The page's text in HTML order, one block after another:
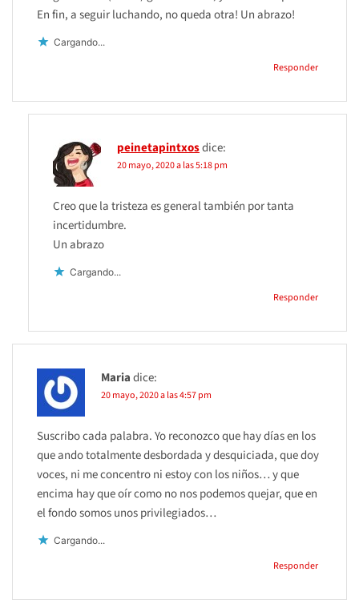
En fin, a seguir luchando, no queda otra! Un abrazo!
Cargando...
Responder
peinetapintxosdice:
20 mayo, 2020 a las 5:18 pm
Creo que la tristeza es general también por tanta
incertidumbre.
Un abrazo
Cargando...
Responder
Mariadice:
20 mayo, 2020 a las 4:57 pm
Suscribo cada palabra. Yo reconozco que hay días en los
que ando totalmente desbordada y desquiciada, que doy
voces, ni me concentro ni estoy con los niños… y que
encima hay que oír como no nos podemos quejar, que en
el fondo somos unos privilegiados…
Cargando...
Responder